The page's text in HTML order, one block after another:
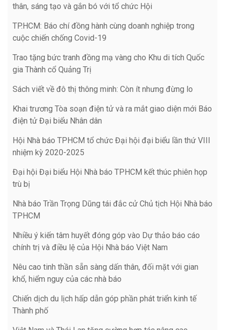
thân, sáng tạo và gắn bó với tổ chức Hội
TP.HCM: Báo chí đồng hành cùng doanh nghiệp trong
cuộc chiến chống Covid-19
Trao tặng bức tranh đồng mạ vàng cho Khu di tích Quốc
gia Thành cổ Quảng Trị
Sách viết về đô thị thông minh: Còn ít nhưng đừng lo
Khai trương Tòa soạn điện tử và ra mắt giao diện mới Báo
điện tử Đại biểu Nhân dân
Hội Nhà báo TPHCM tổ chức Đại hội đại biểu lần thứ VIII
nhiệm kỳ 2020-2025
Đại hội Đại biểu Hội Nhà báo TPHCM kết thúc phiên họp
trù bị
Nhà báo Trần Trọng Dũng tái đắc cử Chủ tịch Hội Nhà báo
TPHCM
Nhiều ý kiến tâm huyết đóng góp vào Dự thảo báo cáo
chính trị và điều lệ của Hội Nhà báo Việt Nam
Nêu cao tinh thần sẵn sàng dấn thân, đối mặt với gian
khổ, hiểm nguy của các nhà báo
Chiến dịch du lịch hấp dẫn góp phần phát triển kinh tế
Thành phố